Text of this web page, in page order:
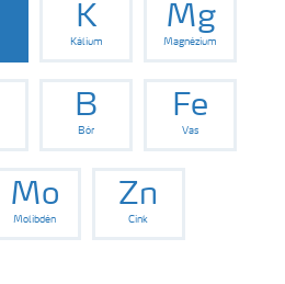
K
Kálium
Mg
Magnézium
B
Bór
Fe
Vas
Mo
Molibdén
Zn
Cink